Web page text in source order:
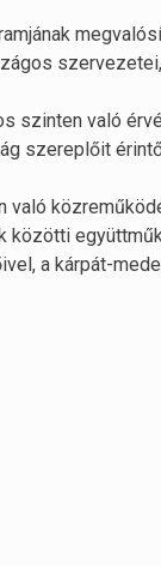
szinten való
szereplőit
való
közötti
a kárpát-